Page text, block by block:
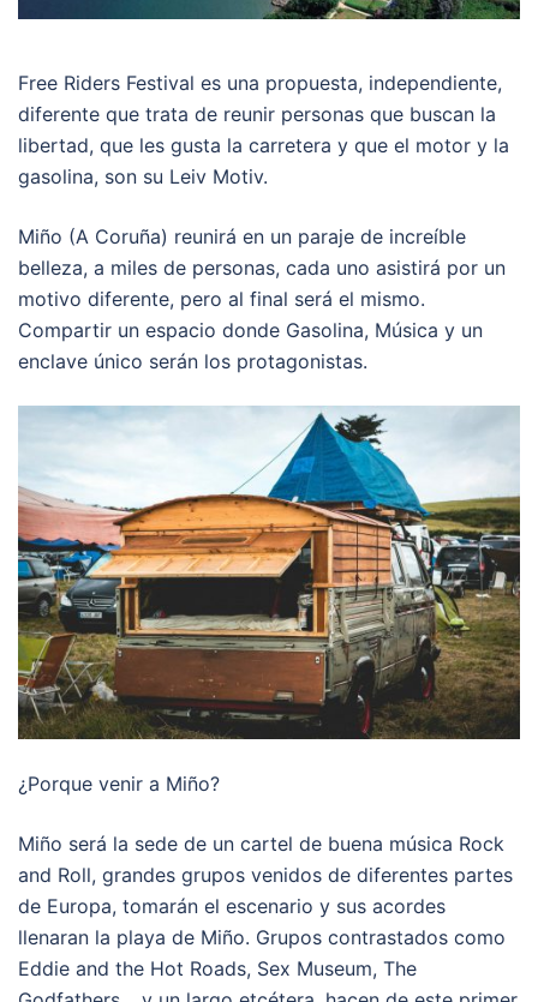
Free Riders Festival es una propuesta, independiente,
diferente que trata de reunir personas que buscan la
libertad, que les gusta la carretera y que el motor y la
gasolina, son su Leiv Motiv.
Miño (A Coruña) reunirá en un paraje de increíble
belleza, a miles de personas, cada uno asistirá por un
motivo diferente, pero al final será el mismo.
Compartir un espacio donde Gasolina, Música y un
enclave único serán los protagonistas.
¿Porque venir a Miño?
Miño será la sede de un cartel de buena música Rock
and Roll, grandes grupos venidos de diferentes partes
de Europa, tomarán el escenario y sus acordes
llenaran la playa de Miño. Grupos contrastados como
Eddie and the Hot Roads, Sex Museum, The